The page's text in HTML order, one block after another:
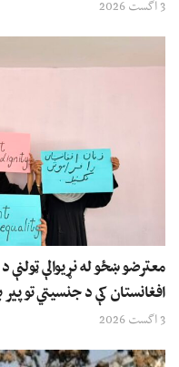
3 اگست 2026
معترضو ښځو له نړیوالې
افغانستان کې د جنسیتي
3 اگست 2026